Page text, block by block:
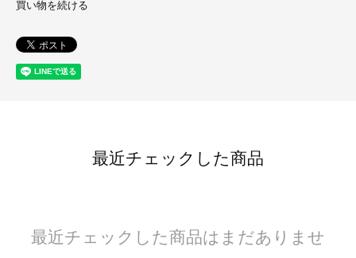
買い物を続ける
最近チェックした商品
最近チェックした商品はまだありませ